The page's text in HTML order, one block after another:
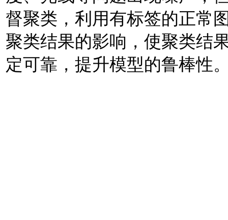
督聚类，利用有标签的正常
聚类结果的影响，使聚类结
定可靠，提升模型的鲁棒性